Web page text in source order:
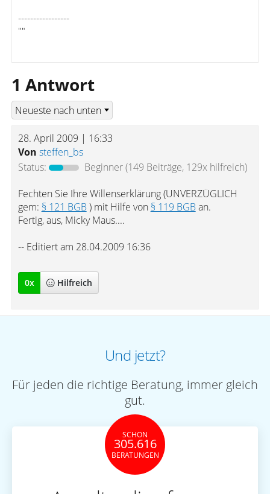
-----------------
""
1 Antwort
28. April 2009 | 16:33
Von steffen_bs
Status:
Beginner(149 Beiträge, 129x hilfreich)
Fechten Sie Ihre Willenserklärung (UNVERZÜGLICH
gem: § 121 BGB) mit Hilfe von § 119 BGBan.
Fertig, aus, Micky Maus....
-- Editiert am 28.04.2009 16:36
0x Hilfreich
Und jetzt?
Für jeden die richtige Beratung, immer gleich
gut.
SCHON
305.616
BERATUNGEN